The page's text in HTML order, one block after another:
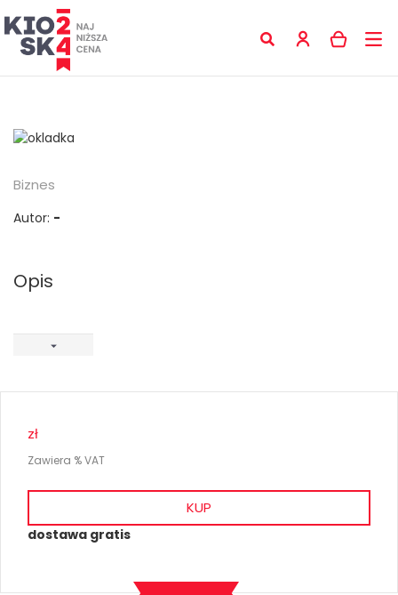
Biznes
Autor: -
Opis
zł
Zawiera % VAT
KUP
dostawa gratis